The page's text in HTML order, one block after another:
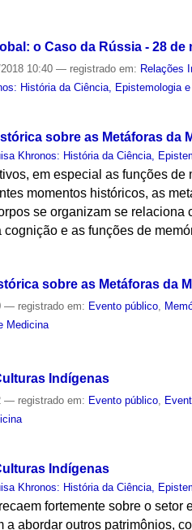
o Caso da Rússia - 28 de
10:40— registrado em: Relações
História da Ciência, Epistemologia
sobre as Metáforas da
Khronos: História da Ciência,
em especial as funções de
momentos históricos, as
se organizam se relaciona
e as funções de
sobre as Metáforas da
— registrado em: Evento público
Medicina
Indígenas
— registrado em: Evento público
Indígenas
Khronos: História da Ciência,
fortemente sobre o setor
abordar outros patrimônios,